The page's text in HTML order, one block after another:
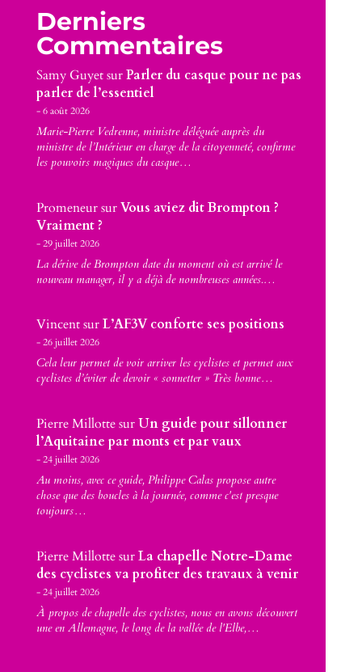
Derniers
Commentaires
Samy GuyetsurParler du casque pour ne pas
parler de l’essentiel
6 août 2026
Marie-Pierre Vedrenne, ministre déléguée auprès du
ministre de l’Intérieur en charge de la citoyenneté, confirme
les pouvoirs magiques du casque…
PromeneursurVous aviez dit Brompton ?
Vraiment ?
29 juillet 2026
La dérive de Brompton date du moment où est arrivé le
nouveau manager, il y a déjà de nombreuses années.…
VincentsurL’AF3V conforte ses positions
26 juillet 2026
Cela leur permet de voir arriver les cyclistes et permet aux
cyclistes d’éviter de devoir « sonnetter » Très bonne…
Pierre MillottesurUn guide pour sillonner
l’Aquitaine par monts et par vaux
24 juillet 2026
Au moins, avec ce guide, Philippe Calas propose autre
chose que des boucles à la journée, comme c'est presque
toujours…
Pierre MillottesurLa chapelle Notre-Dame
des cyclistes va profiter des travaux à venir
24 juillet 2026
À propos de chapelle des cyclistes, nous en avons découvert
une en Allemagne, le long de la vallée de l'Elbe,…